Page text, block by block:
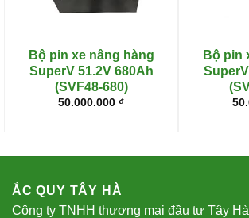
Bộ pin xe nâng hàng
SuperV 51.2V 680Ah
(SVF48-680)
50.000.000 ₫
Bộ pin
ẮC QUY TÂY HÀ
Công ty TNHH thương mại đầu tư Tây